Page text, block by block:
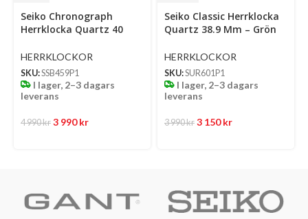
options
Seiko Chronograph
Herrklocka Quartz 40
Urtavla Med Stållänk
HERRKLOCKOR
SKU:SSB459P1
I lager, 2–3 dagars
leverans
4 990kr 3 990kr
options
Seiko Classic Herrklocka
Quartz 38.9 Mm – Grön
Stållänk
HERRKLOCKOR
SKU:SUR601P1
I lager, 2–3 dagars
leverans
3 990kr 3 150kr